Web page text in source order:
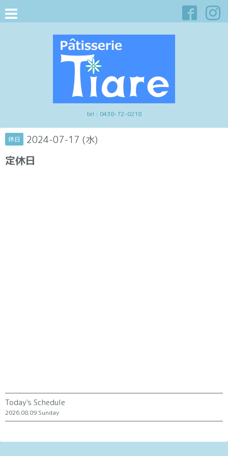
tel : 0438-72-0218
休日 2024-07-17 (水)
定休日
Today's Schedule
2026.08.09 Sunday